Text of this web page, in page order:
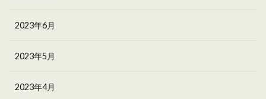
2023年6月
2023年5月
2023年4月